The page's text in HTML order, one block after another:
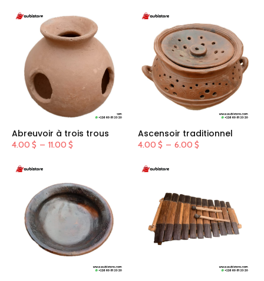
Abreuvoir à trois trous
4.00 $ – 11.00 $
4.00 $
à
11.00 $
Ascensoir traditionnel
4.00 $ – 6.00 $
à
6.00 $